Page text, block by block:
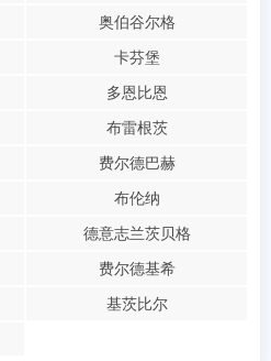
奥伯谷尔格
卡芬堡
多恩比恩
布雷根茨
费尔德巴赫
布伦纳
德意志兰茨贝格
费尔德基希
基茨比尔